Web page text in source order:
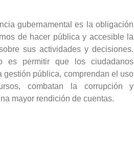
gubernamental es la obligación
de hacer pública y accesible la
sus actividades y decisiones.
es permitir que los ciudadanos
gestión pública, comprendan el uso
combatan la corrupción y
mayor rendición de cuentas.